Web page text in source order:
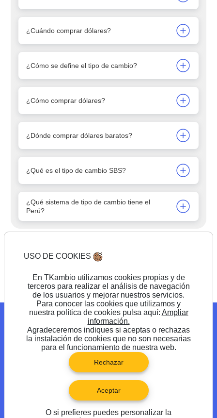
¿Cuándo comprar dólares?
¿Cómo se define el tipo de cambio?
¿Cómo comprar dólares?
¿Dónde comprar dólares baratos?
¿Qué es el tipo de cambio SBS?
¿Qué sistema de tipo de cambio tiene el
Perú?
Comienza a cambiar
USO DE COOKIES
En TKambio utilizamos cookies propias y de
terceros para realizar el análisis de navegación
de los usuarios y mejorar nuestros servicios.
Para conocer las cookies que utilizamos y
nuestra política de cookies pulsa aquí: Ampliar
información.
Agradeceremos indiques si aceptas o rechazas
la instalación de cookies que no son necesarias
para el funcionamiento de nuestra web.
Rechazar
Aceptar
O si prefieres puedes personalizar la
Blog Promociones Preguntas frecuentes
Síguenos en
®TKambio